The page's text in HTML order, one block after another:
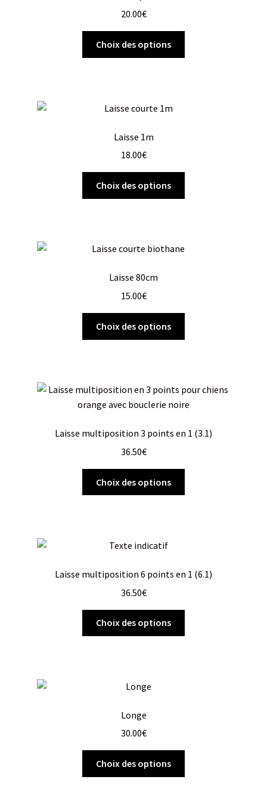
20.00€
Choix des options
Laisse 1m
18.00€
Choix des options
Laisse 80cm
15.00€
Choix des options
Laisse multiposition 3 points en 1 (3.1)
36.50€
Choix des options
Laisse multiposition 6 points en 1 (6.1)
36.50€
Choix des options
Longe
30.00€
Choix des options